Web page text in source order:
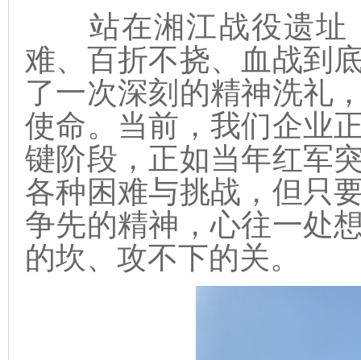
站在湘江战役遗址
难、百折不挠、血战到
了一次深刻的精神洗礼
使命。当前，我们企业
键阶段，正如当年红军
各种困难与挑战，但只
争先的精神，心往一处
的坎、攻不下的关。